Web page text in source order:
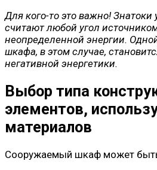
Для кого-то это важно!
считают любой угол
неопределенной энергии.
шкафа, в этом случае,
негативной энергетики.
Выбор типа
элементов,
материалов
Сооружаемый шкаф может